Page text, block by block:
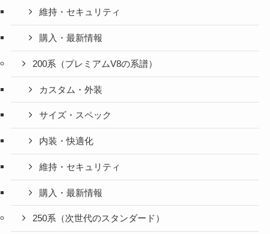
維持・セキュリティ
購入・最新情報
200系（プレミアムV8の系譜）
カスタム・外装
サイズ・スペック
内装・快適化
維持・セキュリティ
購入・最新情報
250系（次世代のスタンダード）